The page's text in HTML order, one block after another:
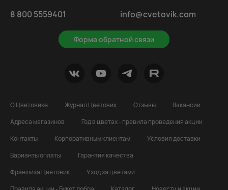
8 800 5559401
Форма обратной связи
info@cvetovik.com
О Цветовике Журнал Цветовик Отзывы
Вакансии
Адреса магазинов
Год в цветах - правила проведения акции
Контакты
Корпоративным клиентам
Условия доставки
Варианты оплаты
Гарантия качества
Франшиза Цветовик
Уход за цветами